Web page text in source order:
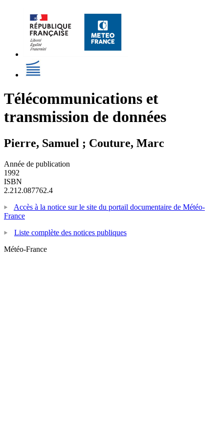
Télécommunications et
transmission de données
Pierre, Samuel ; Couture, Marc
Année de publication
1992
ISBN
2.212.087762.4
Accès à la notice sur le site du portail documentaire de Météo-
France
Liste complète des notices publiques
Météo-France